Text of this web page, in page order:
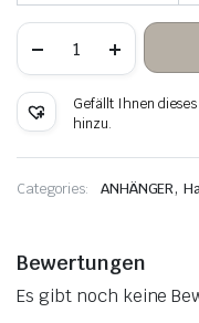
türkisfarbener
Steinanhänger
umwickelt
Menge
Gefällt Ihnen
hinzu.
Categories: ANHÄNGER,
Bewertungen
Es gibt noch keine